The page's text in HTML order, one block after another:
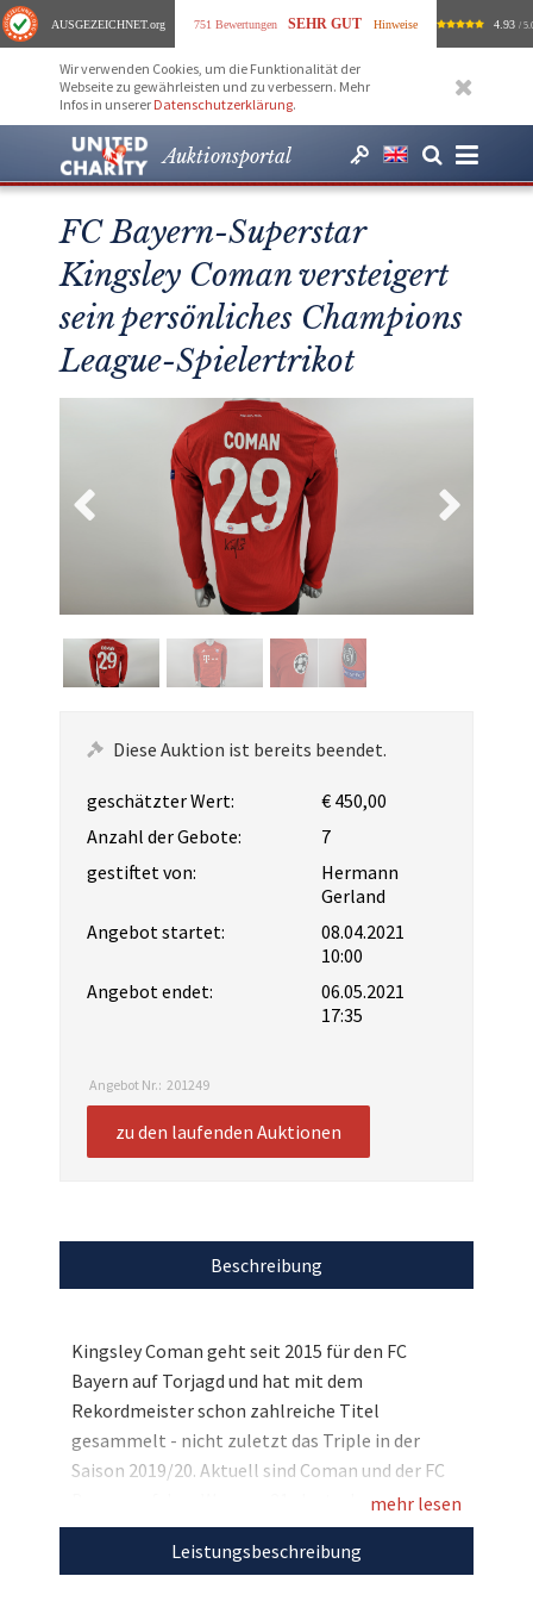
AUSGEZEICHNET.org 751 Bewertungen SEHR GUT Hinweise 4.93 /
Wir verwenden Cookies, um die Funktionalität der
Webseite zu gewährleisten und zu verbessern. Mehr
Infos in unserer Datenschutzerklärung.
Auktionsportal
FC Bayern-Superstar
Kingsley Coman versteigert
sein persönliches Champions
League-Spielertrikot
Diese Auktion ist bereits beendet.
geschätzter Wert:
€ 450,00
Anzahl der Gebote:
7
gestiftet von:
Hermann
Gerland
Angebot startet:
08.04.2021
10:00
Angebot endet:
06.05.2021
17:35
Angebot Nr.: 201249
zu den laufenden Auktionen
Beschreibung
Kingsley Coman geht seit 2015 für den FC
Bayern auf Torjagd und hat mit dem
Rekordmeister schon zahlreiche Titel
gesammelt - nicht zuletzt das Triple in der
Saison 2019/20. Aktuell sind Coman und der FC
Bayern auf dem Weg zur 31. deutschen
Meisterschaft. Fans des Flügelstürmers können
sich nun eine absolute Besonderheit sichern,
mehr lesen
Leistungsbeschreibung